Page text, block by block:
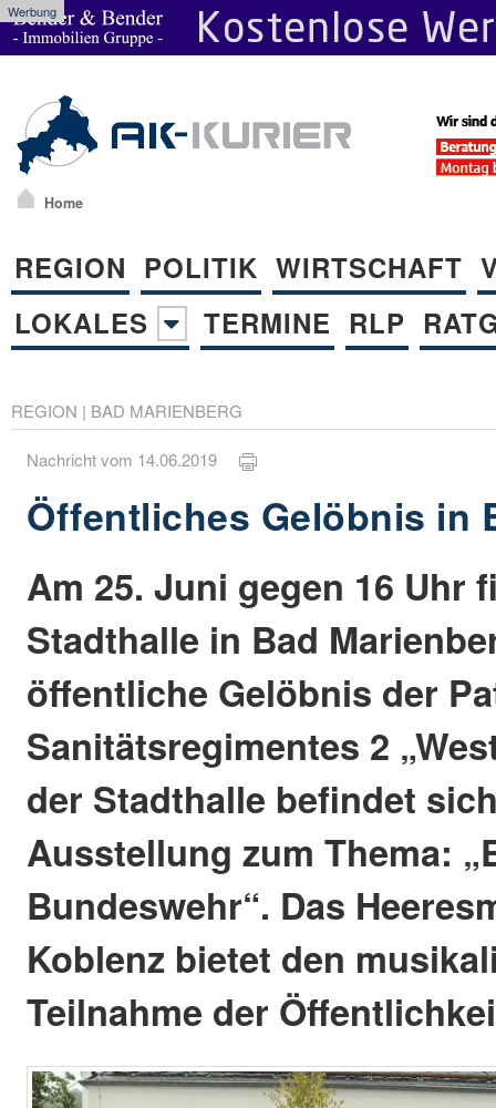
Werbung
Home
REGION POLITIK WIRTSCHAFT
LOKALES
TERMINE RLP
REGION | BAD MARIENBERG
Nachricht vom 14.06.2019
Öffentliches Gelöbnis in
Am 25. Juni gegen 16 Uhr
Stadthalle in Bad
öffentliche Gelöbnis der
Sanitätsregimentes 2
der Stadthalle befindet
Ausstellung zum Thema:
Bundeswehr“. Das
Koblenz bietet den
Teilnahme der